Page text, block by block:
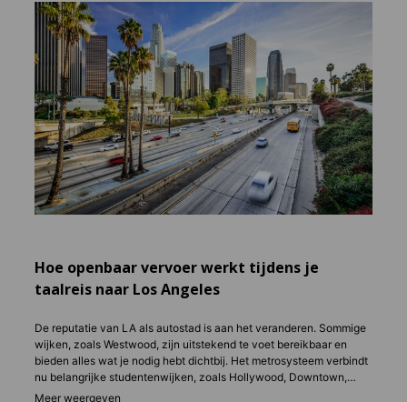
Hoe openbaar vervoer werkt tijdens je
taalreis naar Los Angeles
De reputatie van LA als autostad is aan het veranderen. Sommige
wijken, zoals Westwood, zijn uitstekend te voet bereikbaar en
bieden alles wat je nodig hebt dichtbij. Het metrosysteem verbindt
nu belangrijke studentenwijken, zoals Hollywood, Downtown,
Santa Monica en Long Beach. Een maandelijkse TAP Card kost